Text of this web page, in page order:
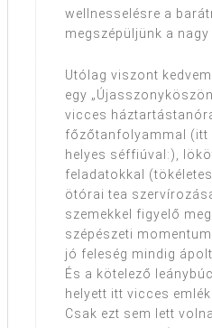
wellnesselésre a
megszépüljünk a
Utólag viszont
egy
vicces
főzőtanfolyammal (itt
helyes séffiúval:),
feladatokkal
ötórai tea
szemekkel figyelő
szépészeti
jó feleség mindig
És a kötelező
helyett itt vicces
Csak ezt sem lett